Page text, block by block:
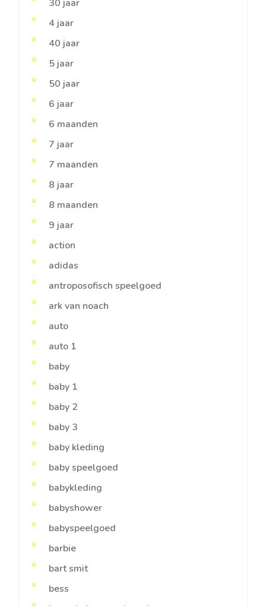
30 jaar
4 jaar
40 jaar
5 jaar
50 jaar
6 jaar
6 maanden
7 jaar
7 maanden
8 jaar
8 maanden
9 jaar
action
adidas
antroposofisch speelgoed
ark van noach
auto
auto 1
baby
baby 1
baby 2
baby 3
baby kleding
baby speelgoed
babykleding
babyshower
babyspeelgoed
barbie
bart smit
bess